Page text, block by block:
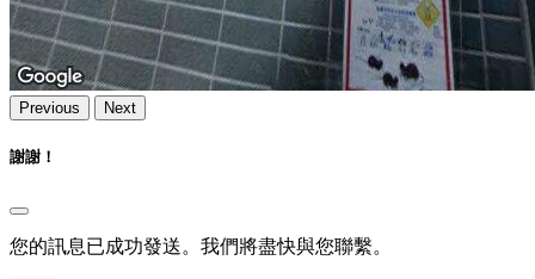
Previous Next
謝謝！
您的訊息已成功發送。我們將盡快與您聯繫。